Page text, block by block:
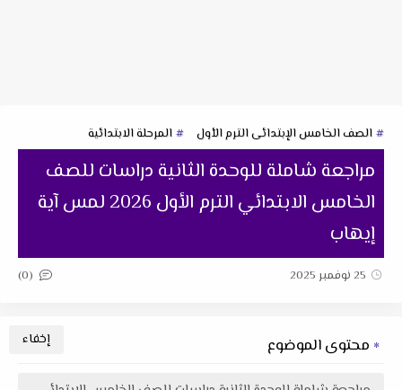
الصف الخامس الإبتدائى الترم الأول المرحلة الابتدائية
مراجعة شاملة للوحدة الثانية دراسات للصف
الخامس الابتدائي الترم الأول 2026 لمس آية
إيهاب
25 نوفمبر 2025 (0)
محتوى الموضوع